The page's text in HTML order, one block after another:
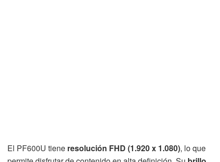
El PF600U tiene resolución FHD (1.920 x 1.080), lo que